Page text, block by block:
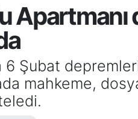
Apartmanı
Şubat
mahkeme,
ve Fikstür